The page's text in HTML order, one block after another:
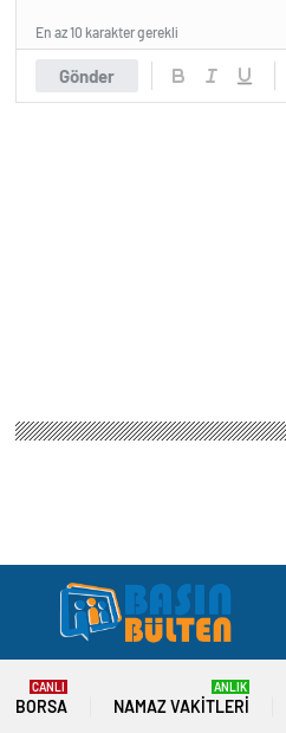
Gönder
En az 10 karakter gerekli
Cumhuriyet